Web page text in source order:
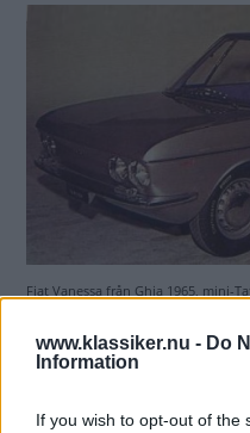
www.klassiker.nu - Do
Information
If you wish to opt-out of the
Fiat Vanessa från Ghia 1965, mini-